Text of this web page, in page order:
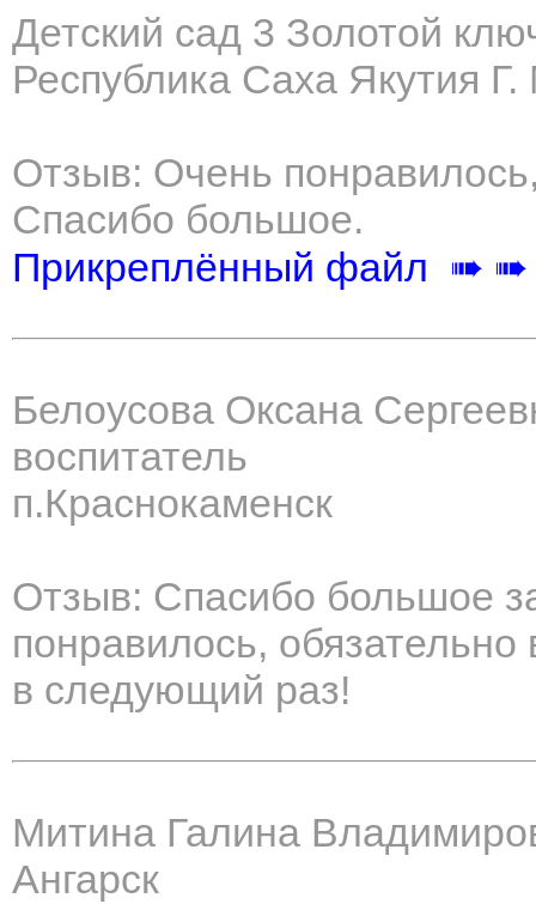
Детский сад 3 Золотой
Республика Саха Якутия
Отзыв: Очень
Спасибо большое.
Прикреплённый файл ➠
Белоусова Оксана
воспитатель
п.Краснокаменск
Отзыв: Спасибо большое
понравилось,
в следующий раз!
Митина Галина
Ангарск